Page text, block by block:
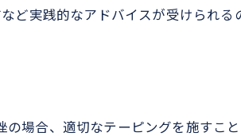
ど実践的なアドバイスが受けられる
場合、適切なテーピングを施すこ